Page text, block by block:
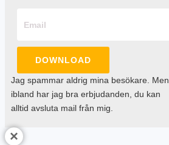
DOWNLOAD
Jag spammar aldrig mina besökare. Men
ibland har jag bra erbjudanden, du kan
alltid avsluta mail från mig.
×